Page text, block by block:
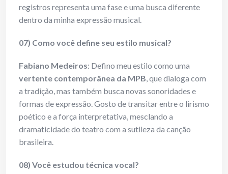
registros representa uma fase e uma busca diferente
dentro da minha expressão musical.
07) Como você define seu estilo musical?
Fabiano Medeiros: Defino meu estilo como uma
vertente contemporânea da MPB, que dialoga com
a tradição, mas também busca novas sonoridades e
formas de expressão. Gosto de transitar entre o lirismo
poético e a força interpretativa, mesclando a
dramaticidade do teatro com a sutileza da canção
brasileira.
08) Você estudou técnica vocal?